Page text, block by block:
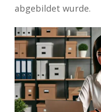
abgebildet wurde.